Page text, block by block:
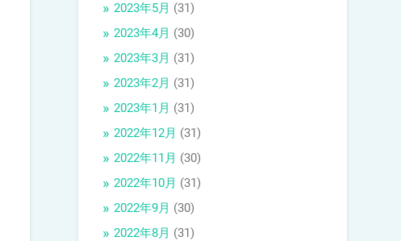
2023年5月 (31)
2023年4月 (30)
2023年3月 (31)
2023年2月 (31)
2023年1月 (31)
2022年12月 (31)
2022年11月 (30)
2022年10月 (31)
2022年9月 (30)
2022年8月 (31)